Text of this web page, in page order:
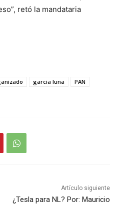
retó la mandataria
garcia luna
PAN
Artículo siguiente
¿Tesla para NL? Por: Mauricio